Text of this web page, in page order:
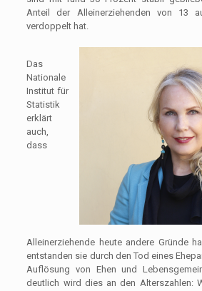
Anteil der Alleinerziehenden von 13
verdoppelt hat.
Das
Nationale
Institut für
Statistik
erklärt
auch,
dass
Alleinerziehende heute andere Gründe
entstanden sie durch den Tod eines
Auflösung von Ehen und
deutlich wird dies an den Alterszahlen: